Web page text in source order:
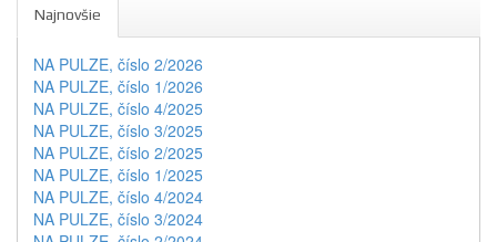
Najnovšie
NA PULZE, číslo 2/2026
NA PULZE, číslo 1/2026
NA PULZE, číslo 4/2025
NA PULZE, číslo 3/2025
NA PULZE, číslo 2/2025
NA PULZE, číslo 1/2025
NA PULZE, číslo 4/2024
NA PULZE, číslo 3/2024